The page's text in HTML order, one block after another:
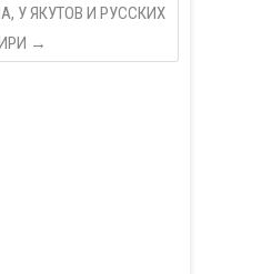
У ЯКУТОВ И РУССКИХ
→